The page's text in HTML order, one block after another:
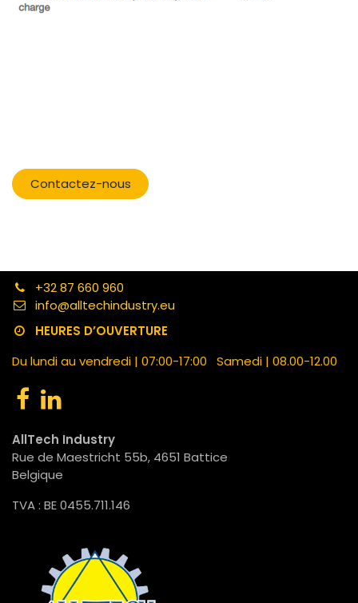
Contactez-nous
+32 87 660 960
info@alltechindustry.eu
HEURES D’OUVERTURE
Du lundi au vendredi | 07:00-17:00 Samedi | 08.00-12.00
AllTech Industry
Rue de Maestricht 55b, 4651 Battice
Belgique
TVA : BE 0455.711.146